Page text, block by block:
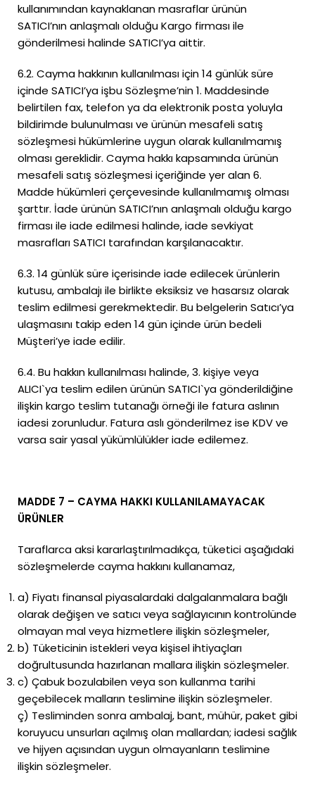
kullanımından kaynaklanan masraflar ürünün
SATICI’nın anlaşmalı olduğu Kargo firması ile
gönderilmesi halinde SATICI’ya aittir.
6.2. Cayma hakkının kullanılması için 14 günlük süre
içinde SATICI’ya işbu Sözleşme’nin 1. Maddesinde
belirtilen fax, telefon ya da elektronik posta yoluyla
bildirimde bulunulması ve ürünün mesafeli satış
sözleşmesi hükümlerine uygun olarak kullanılmamış
olması gereklidir. Cayma hakkı kapsamında ürünün
mesafeli satış sözleşmesi içeriğinde yer alan 6.
Madde hükümleri çerçevesinde kullanılmamış olması
şarttır. İade ürünün SATICI’nın anlaşmalı olduğu kargo
firması ile iade edilmesi halinde, iade sevkiyat
masrafları SATICI tarafından karşılanacaktır.
6.3. 14 günlük süre içerisinde iade edilecek ürünlerin
kutusu, ambalajı ile birlikte eksiksiz ve hasarsız olarak
teslim edilmesi gerekmektedir. Bu belgelerin Satıcı’ya
ulaşmasını takip eden 14 gün içinde ürün bedeli
Müşteri’ye iade edilir.
6.4. Bu hakkın kullanılması halinde, 3. kişiye veya
ALICI`ya teslim edilen ürünün SATICI`ya gönderildiğine
ilişkin kargo teslim tutanağı örneği ile fatura aslının
iadesi zorunludur. Fatura aslı gönderilmez ise KDV ve
varsa sair yasal yükümlülükler iade edilemez.
MADDE 7 – CAYMA HAKKI KULLANILAMAYACAK
ÜRÜNLER
Taraflarca aksi kararlaştırılmadıkça, tüketici aşağıdaki
sözleşmelerde cayma hakkını kullanamaz,
a) Fiyatı finansal piyasalardaki dalgalanmalara bağlı
olarak değişen ve satıcı veya sağlayıcının kontrolünde
olmayan mal veya hizmetlere ilişkin sözleşmeler,
b) Tüketicinin istekleri veya kişisel ihtiyaçları
doğrultusunda hazırlanan mallara ilişkin sözleşmeler.
c) Çabuk bozulabilen veya son kullanma tarihi
geçebilecek malların teslimine ilişkin sözleşmeler.
ç) Tesliminden sonra ambalaj, bant, mühür, paket gibi
koruyucu unsurları açılmış olan mallardan; iadesi sağlık
ve hijyen açısından uygun olmayanların teslimine
ilişkin sözleşmeler.